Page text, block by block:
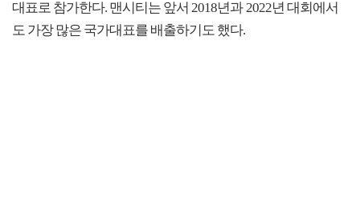
대표로 참가한다. 맨시티는 앞서 2018년과 2022년 대회에서
도 가장 많은 국가대표를 배출하기도 했다.